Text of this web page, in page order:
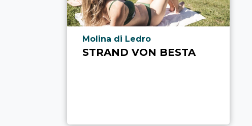
aria.poi_location_prefix
Molina di Ledro
STRAND VON BESTA